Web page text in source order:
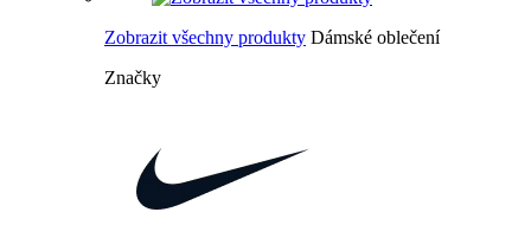
Zobrazit všechny produkty Dámské oblečení
Značky